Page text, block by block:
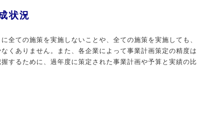
状況
全ての施策を実施しないことや、全ての施策を実施しても、
くありません。また、各企業によって事業計画策定の精度は
するために、過年度に策定された事業計画や予算と実績の比